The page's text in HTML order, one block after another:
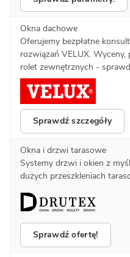
Okna dachowe
Oferujemy bezpłatne
rozwiązań VELUX.
rolet zewnętrznych -
Sprawdź szczegóły
Okna i drzwi tarasowe
Systemy drzwi i okien z
dużych przeszkleniach
Sprawdź ofertę!